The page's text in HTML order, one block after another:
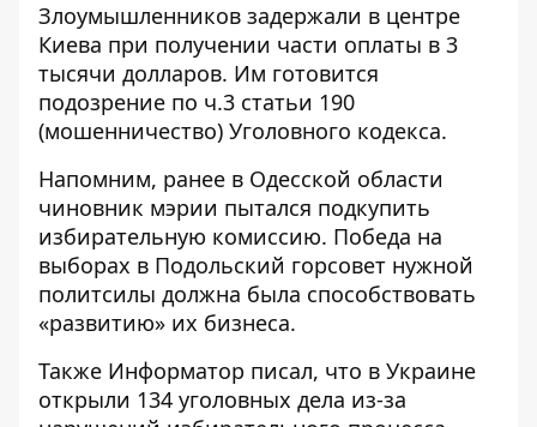
Злоумышленников задержали в центре
Киева при получении части оплаты в 3
тысячи долларов. Им готовится
подозрение по ч.3 статьи 190
(мошенничество) Уголовного кодекса.
Напомним, ранее в Одесской области
чиновник мэрии пытался подкупить
избирательную комиссию. Победа на
выборах в Подольский горсовет нужной
политсилы должна была способствовать
«развитию» их бизнеса.
Также Информатор писал, что в Украине
открыли 134 уголовных дела из-за